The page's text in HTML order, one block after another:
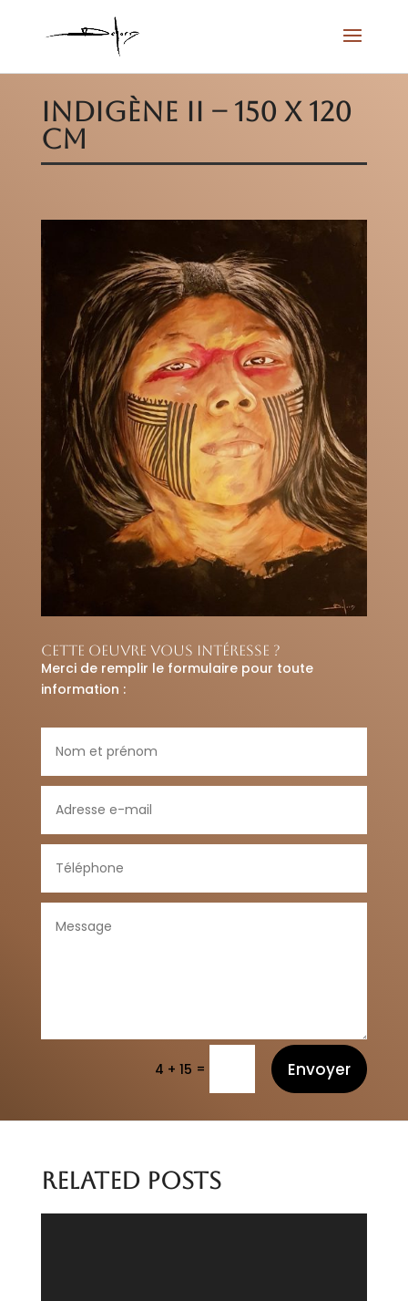
Indigène II – 150 x 120
cm
Cette oeuvre vous intéresse ?
Merci de remplir le formulaire pour toute
information :
4 + 15 = Envoyer
Related Posts